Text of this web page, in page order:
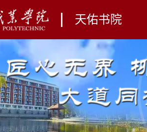
天佑书院